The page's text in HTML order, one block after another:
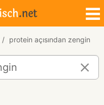
protein açısından zengin